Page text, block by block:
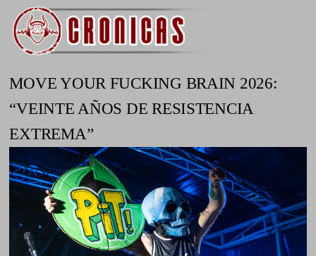
MOVE YOUR FUCKING BRAIN 2026:
“VEINTE AÑOS DE RESISTENCIA
EXTREMA”